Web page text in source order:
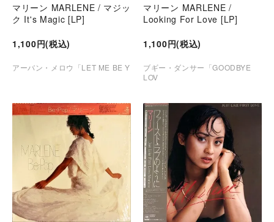
マリーン MARLENE / マジッ
ク It's Magic [LP]
1,100円(税込)
アーバン・メロウ「LET ME BE Y
マリーン MARLENE /
Looking For Love [LP]
1,100円(税込)
ブギー・ダンサー「GOODBYE
LOV